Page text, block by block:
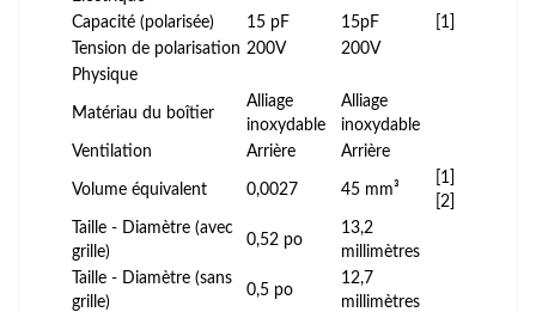
Capacité (polarisée)
15 pF 15pF
[1]
Tension de polarisation 200V
200V
Physique
Matériau du boîtier
Alliage
inoxydable
Alliage
inoxydable
Ventilation
Arrière Arrière
Volume équivalent 0,0027 45 mm³
[1]
[2]
Taille - Diamètre (avec
grille)
0,52 po
13,2
millimètres
Taille - Diamètre (sans
grille)
0,5 po
12,7
millimètres